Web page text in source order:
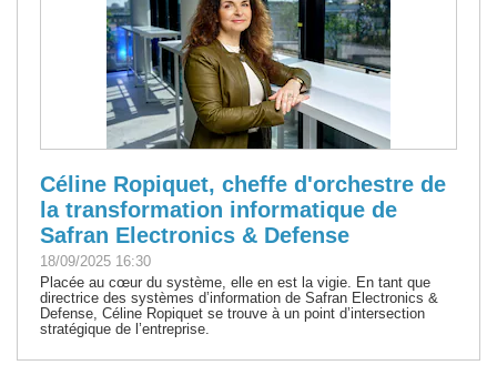
Céline Ropiquet, cheffe d'orchestre de
la transformation informatique de
Safran Electronics & Defense
18/09/2025 16:30
Placée au cœur du système, elle en est la vigie. En tant que
directrice des systèmes d’information de Safran Electronics &
Defense, Céline Ropiquet se trouve à un point d’intersection
stratégique de l’entreprise.